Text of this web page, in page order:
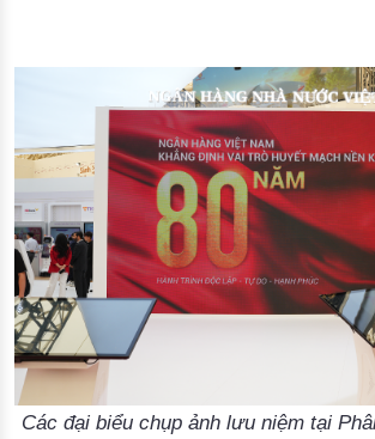
Các đại biểu chụp ảnh lưu niệm tại